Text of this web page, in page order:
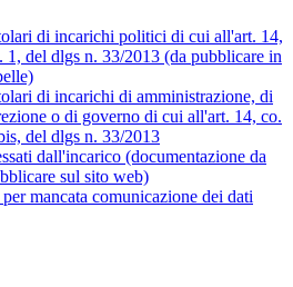
di incarichi politici di cui all'art. 14,
1, del dlgs n. 33/2013 (da pubblicare in
di incarichi di amministrazione, di
o di governo di cui all'art. 14, co.
del dlgs n. 33/2013
dall'incarico (documentazione da
sul sito web)
mancata comunicazione dei dati